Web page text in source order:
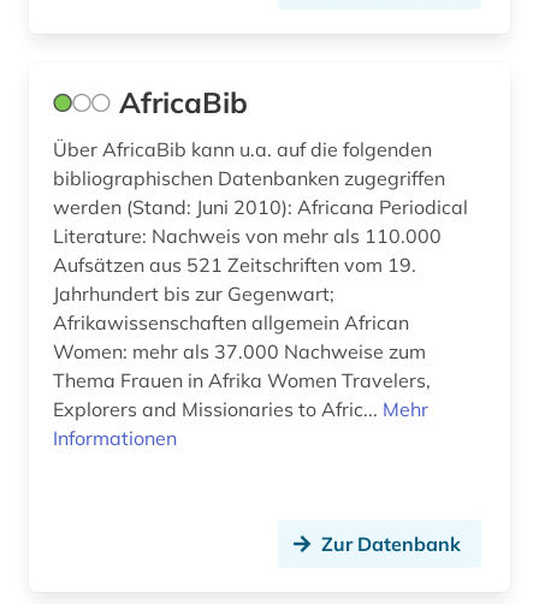
ernährungspolitik (1)
ernährungswissenschaft (1)
erotik (1)
erwachsenenausbildung (1)
erwachsenenbildung (5)
erwerbsarbeit (1)
erwärmung &lt;meteorologie&gt; (2)
erziehung (1)
erziehungswissenschaften (2)
estland (1)
AfricaBib
Über AfricaBib kann u.a. auf die folgenden
bibliographischen Datenbanken zugegriffen
werden (Stand: Juni 2010): Africana Periodical
Literature: Nachweis von mehr als 110.000
Aufsätzen aus 521 Zeitschriften vom 19.
Jahrhundert bis zur Gegenwart;
Afrikawissenschaften allgemein African
Women: mehr als 37.000 Nachweise zum
Thema Frauen in Afrika Women Travelers,
Explorers and Missionaries to Afric... Mehr
Informationen
Zur Datenbank